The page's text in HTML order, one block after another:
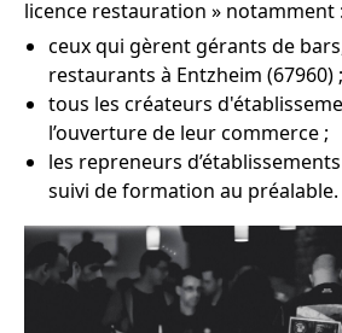
licence restauration » notamment :
ceux qui gèrent gérants de
restaurants à Entzheim (67960) ;
tous les créateurs
l’ouverture de leur commerce ;
les repreneurs
suivi de formation au préalable.